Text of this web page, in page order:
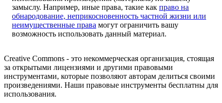
замыслу. Например, иные права, такие как право на
обнародование, неприкосновенность частной жизни или
неимущественные права могут ограничить вашу
возможность использовать данный материал.
Creative Commons - это некоммерческая организация, стоящая
за открытыми лицензиями и другими правовыми
инструментами, которые позволяют авторам делиться своими
произведениями. Наши правовые инструменты бесплатны для
использования.